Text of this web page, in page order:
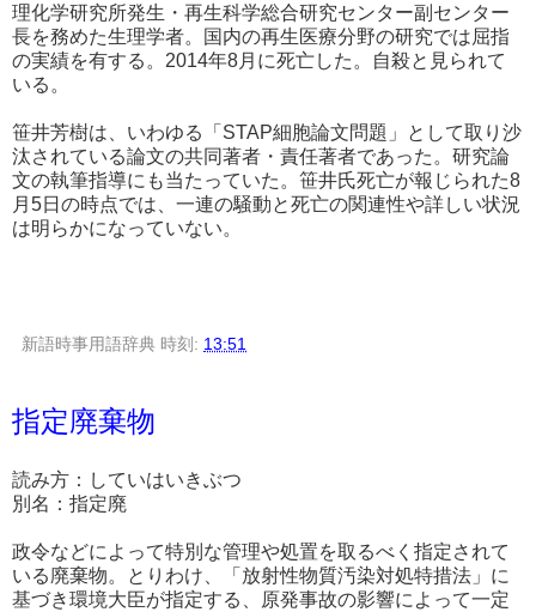
理化学研究所発生・再生科学総合研究センター副センター
長を務めた生理学者。国内の再生医療分野の研究では屈指
の実績を有する。2014年8月に死亡した。自殺と見られて
いる。
笹井芳樹は、いわゆる「STAP細胞論文問題」として取り沙
汰されている論文の共同著者・責任著者であった。研究論
文の執筆指導にも当たっていた。笹井氏死亡が報じられた8
月5日の時点では、一連の騒動と死亡の関連性や詳しい状況
は明らかになっていない。
新語時事用語辞典 時刻: 13:51
指定廃棄物
読み方：していはいきぶつ
別名：指定廃
政令などによって特別な管理や処置を取るべく指定されて
いる廃棄物。とりわけ、「放射性物質汚染対処特措法」に
基づき環境大臣が指定する、原発事故の影響によって一定